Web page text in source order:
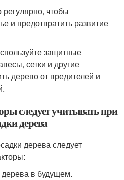
чтобы
и предотвратить развитие
защитные
сетки и другие
дерево от вредителей и
следует учитывать при
дерева
дерева следует
в будущем.